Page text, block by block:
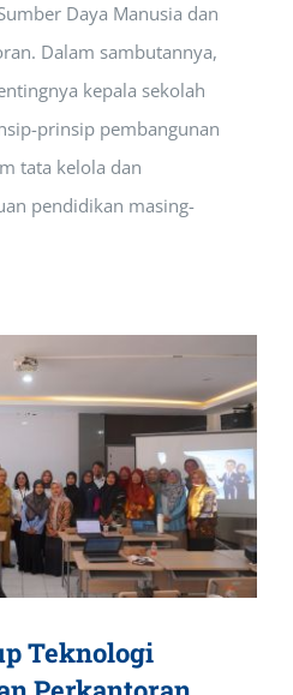
Daya Manusia dan
Dalam sambutannya,
kepala sekolah
prinsip pembangunan
tata kelola dan
pendidikan masing-
Teknologi